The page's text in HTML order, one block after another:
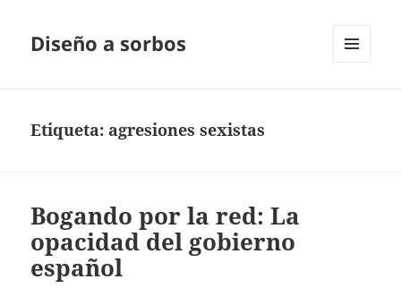
Diseño a sorbos
Etiqueta: agresiones sexistas
Bogando por la red: La
opacidad del gobierno
español